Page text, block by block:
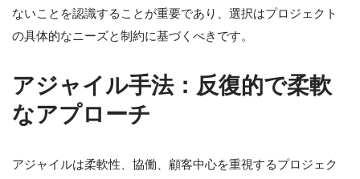
ないことを認識することが重要であり、選択はプロジェクト
の具体的なニーズと制約に基づくべきです。
アジャイル手法：反復的で柔軟
なアプローチ
アジャイルは柔軟性、協働、顧客中心を重視するプロジェク